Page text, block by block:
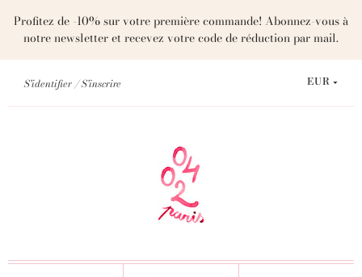
Profitez de -10% sur votre première commande! Abonnez-vous à
notre newsletter et recevez votre code de réduction par mail.
S'identifier S'inscrire EUR